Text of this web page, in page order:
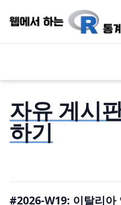
자유 게시
하기
#2026-W19: 이탈리아